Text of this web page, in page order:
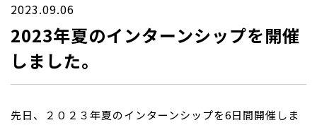
2023.09.06
2023年夏のインターンシップを開催
しました。
先日、２０２３年夏のインターンシップを6日間開催しま